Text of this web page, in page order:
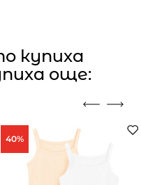
купиха
още:
40%